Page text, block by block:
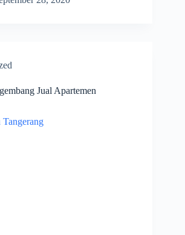
Jual Apartemen